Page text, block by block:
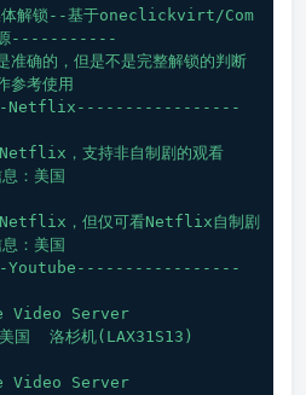
锁--基于oneclickvirt/Com
源-----------
准确的，但是不是完整解锁的判断
参考使用
，支持非自制剧的观看
：美国
Netflix，但仅可看Netflix自制剧
：美国
Video
Server
美国
洛杉机(LAX31S13)
Video
Server